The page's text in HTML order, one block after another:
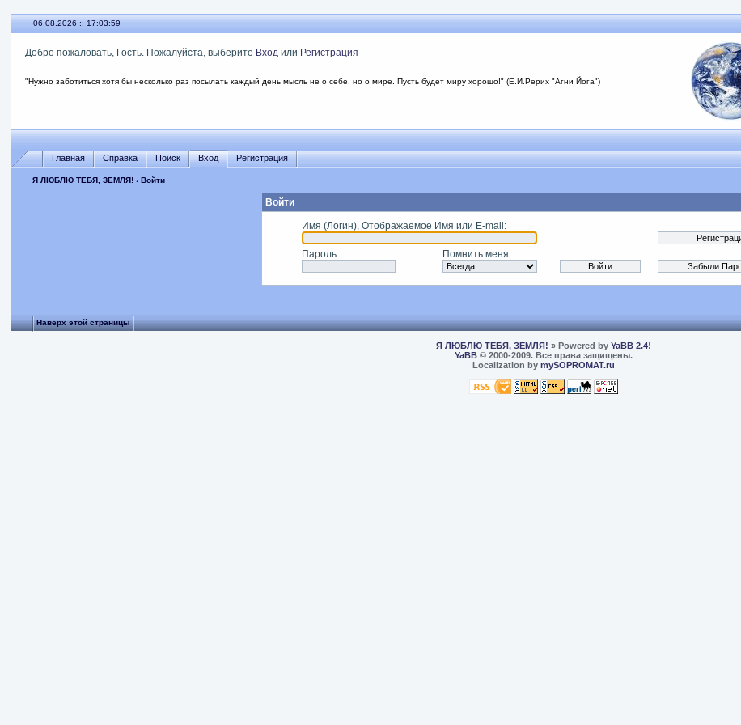
06.08.2026 :: 17:03:59
Добро пожаловать, Гость. Пожалуйста, выберите Вход или Регистрация
"Нужно заботиться хотя бы несколько раз посылать каждый день мысль не о себе, но о мире. Пусть будет миру хорошо!" (Е.И.Рерих "Агни Йога")
Главная Справка Поиск Вход Регистрация
Я ЛЮБЛЮ ТЕБЯ, ЗЕМЛЯ! › Войти
Войти
Имя (Логин), Отображаемое Имя или E-mail :
Пароль: Помнить меня:
Наверх этой страницы
Я ЛЮБЛЮ ТЕБЯ, ЗЕМЛЯ! » Powered by YaBB 2.4!
YaBB© 2000-2009. Все права защищены.
Localization by mySOPROMAT.ru